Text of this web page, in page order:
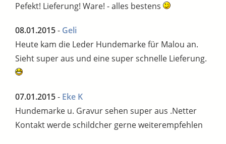
Pefekt! Lieferung! Ware! - alles bestens
08.01.2015- Geli
Heute kam die Leder Hundemarke für Malou an.
Sieht super aus und eine super schnelle Lieferung.
07.01.2015- Eke K
Hundemarke u. Gravur sehen super aus .Netter
Kontakt werde schildcher gerne weiterempfehlen